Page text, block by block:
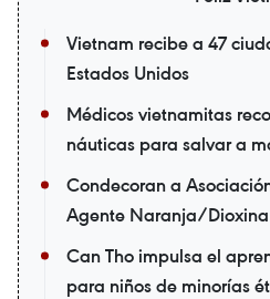
Vietnam recibe a 47
Estados Unidos
Médicos vietnamitas
náuticas para salvar a
Condecoran a
Agente Naranja/
Can Tho impulsa el
para niños de minorías